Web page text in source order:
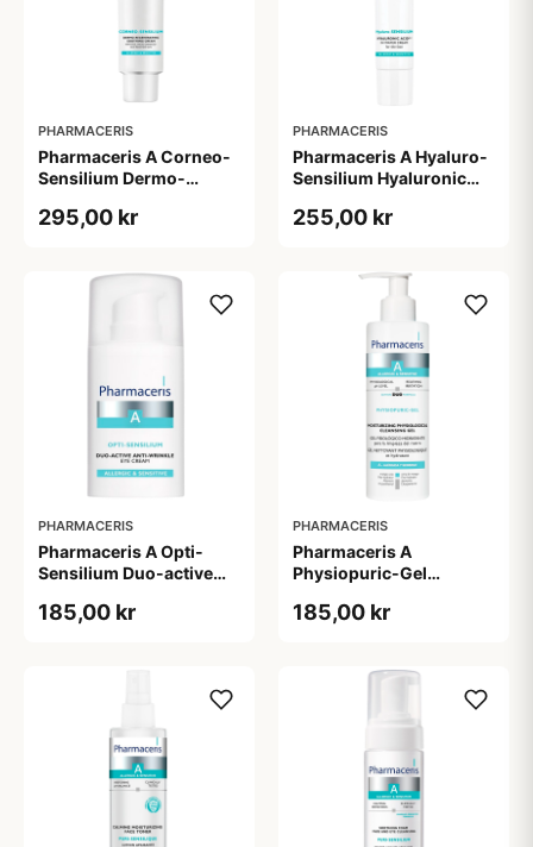
PHARMACERIS
Pharmaceris A Corneo-
Sensilium Dermo-
Cream (75 ml)
295,00 kr
PHARMACERIS
Pharmaceris A Hyaluro-
Sensilium Hyaluronic
255,00 kr
PHARMACERIS
Pharmaceris A Opti-
Sensilium Duo-active
(15 ml)
185,00 kr
PHARMACERIS
Pharmaceris A
Physiopuric-Gel
Physiological Cleansing
185,00 kr